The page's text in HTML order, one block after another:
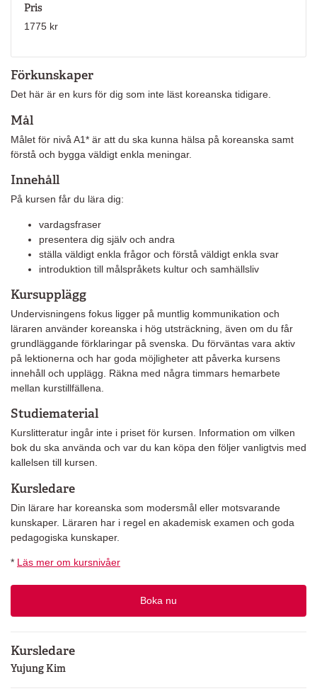
Förkunskaper
Det här är en kurs för dig som inte läst koreanska tidigare.
Mål
Målet för nivå A1* är att du ska kunna hälsa på koreanska samt
förstå och bygga väldigt enkla meningar.
Innehåll
På kursen får du lära dig:
vardagsfraser
presentera dig själv och andra
ställa väldigt enkla frågor och förstå väldigt enkla svar
introduktion till målspråkets kultur och samhällsliv
Kursupplägg
Undervisningens fokus ligger på muntlig kommunikation och
läraren använder koreanska i hög utsträckning, även om du får
grundläggande förklaringar på svenska. Du förväntas vara aktiv
på lektionerna och har goda möjligheter att påverka kursens
innehåll och upplägg. Räkna med några timmars hemarbete
mellan kurstillfällena.
Studiematerial
Kurslitteratur ingår inte i priset för kursen. Information om vilken
bok du ska använda och var du kan köpa den följer vanligtvis med
kallelsen till kursen.
Kursledare
Din lärare har koreanska som modersmål eller motsvarande
kunskaper. Läraren har i regel en akademisk examen och goda
pedagogiska kunskaper.
* Läs mer om kursnivåer
Boka nu
Kursledare
Yujung Kim
Pris
1775 kr